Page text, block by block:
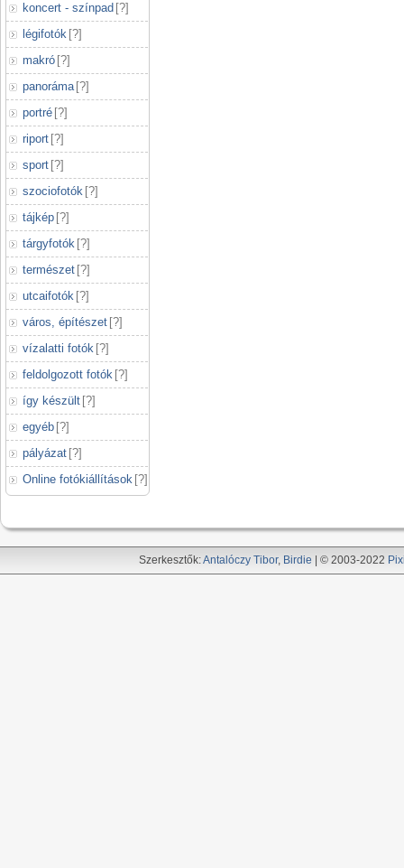
koncert - színpad [?]
légifotók [?]
makró [?]
panoráma [?]
portré [?]
riport [?]
sport [?]
szociofotók [?]
tájkép [?]
tárgyfotók [?]
természet [?]
utcaifotók [?]
város, építészet [?]
vízalatti fotók [?]
feldolgozott fotók [?]
így készült [?]
egyéb [?]
pályázat [?]
Online fotókiállítások [?]
Szerkesztők:Antalóczy Tibor, Birdie | © 2003-2022